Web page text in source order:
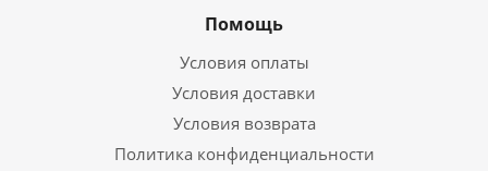
Помощь
Условия оплаты
Условия доставки
Условия возврата
Политика конфиденциальности